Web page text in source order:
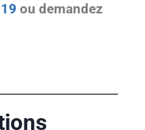
ou demandez